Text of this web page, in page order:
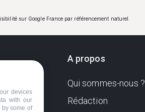
sur Google France par référencement naturel.
Sa
A propos
Qui sommes-nous ?
Rédaction
devices
with our
some of